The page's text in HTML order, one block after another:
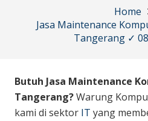
Home
Jasa Maintenance
Tangerang ✓
Butuh Jasa Maintenance
Tangerang?Warung
kami di sektor IT yang